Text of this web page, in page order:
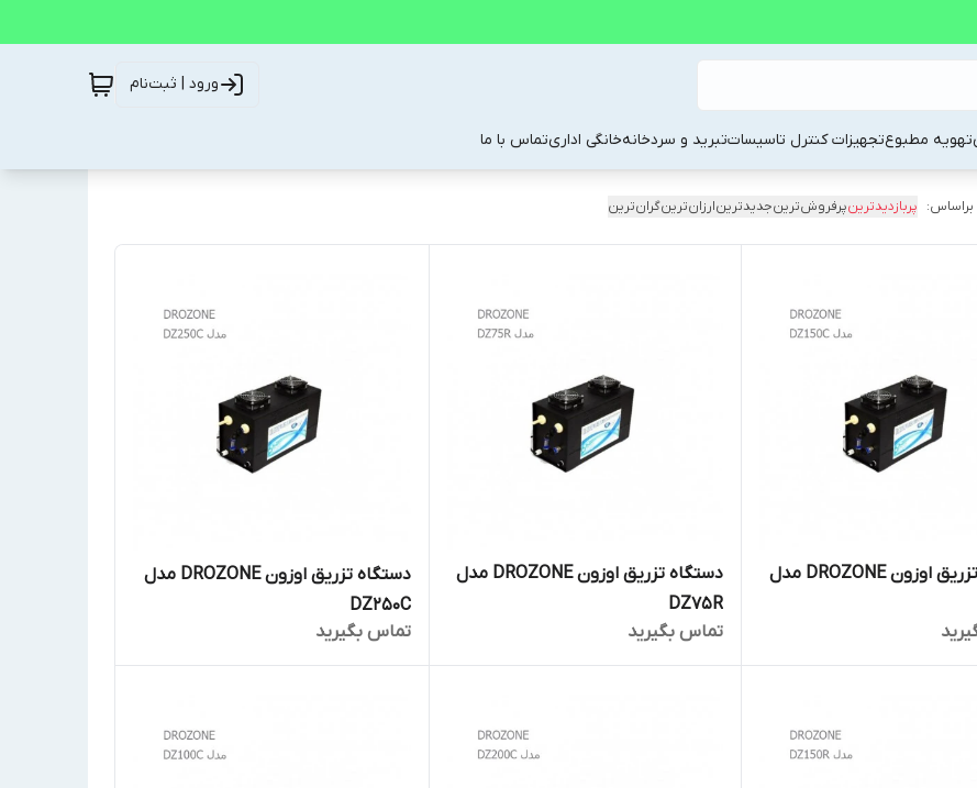
ورود | ثبت‌نام
تهویه مطبوعتجهیزات کنترل تاسیساتتبرید و سردخانهخانگی اداریتماس با ما
پربازدیدترینپرفروش‌ترینجدیدترینارزان‌ترینگران‌ترین
دستگاه تزریق اوزون DROZONE مدل
دستگاه تزریق اوزون DROZONE مدل
DZ75R
تماس بگیرید
دستگاه تزریق اوزون DROZONE مدل
DZ250C
تماس بگیرید